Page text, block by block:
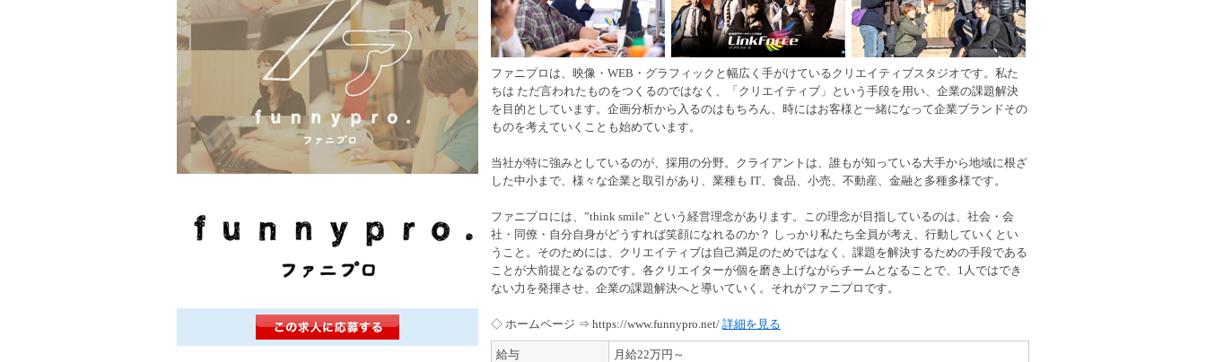
ファニプロは、映像・WEB・グラフィックと幅広く手がけているクリエイティブスタジオです。私た
ちは ただ言われたものをつくるのではなく、「クリエイティブ」という手段を用い、企業の課題解決
を目的としています。企画分析から入るのはもちろん、時にはお客様と一緒になって企業ブランドその
ものを考えていくことも始めています。
当社が特に強みとしているのが、採用の分野。クライアントは、誰もが知っている大手から地域に根ざ
した中小まで、様々な企業と取引があり、業種も IT、食品、小売、不動産、金融と多種多様です。
ファニプロには、”think smile” という経営理念があります。この理念が目指しているのは、社会・会
社・同僚・自分自身がどうすれば笑顔になれるのか？ しっかり私たち全員が考え、行動していくとい
うこと。そのためには、クリエイティブは自己満足のためではなく、課題を解決するための手段である
ことが大前提となるのです。各クリエイターが個を磨き上げながらチームとなることで、1人ではでき
ない力を発揮させ、企業の課題解決へと導いていく。それがファニプロです。
◇ ホームページ ⇒ https://www.funnypro.net/ 詳細を見る
給与 月給22万円～